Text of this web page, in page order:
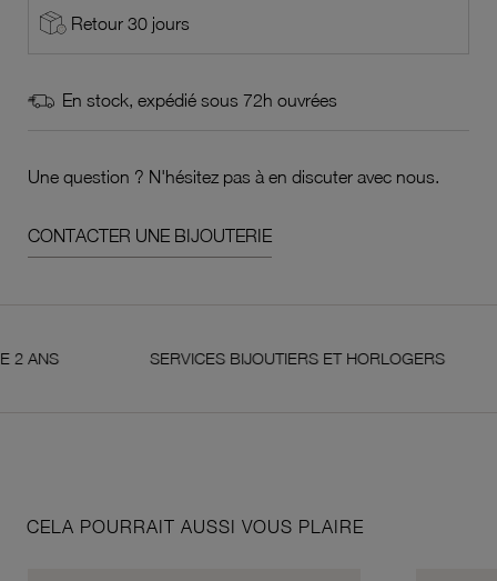
Retour 30 jours
En stock, expédié sous 72h ouvrées
Une question ? N'hésitez pas à en discuter avec nous.
CONTACTER UNE BIJOUTERIE
SERVICES BIJOUTIERS ET HORLOGERS
CELA POURRAIT AUSSI VOUS PLAIRE